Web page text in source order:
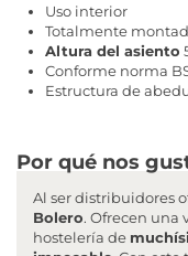
Uso interior
Totalmente
Altura del asiento
Conforme norma
Estructura de
Por qué nos
Al ser distribuidores
Bolero. Ofrecen una
hostelería de